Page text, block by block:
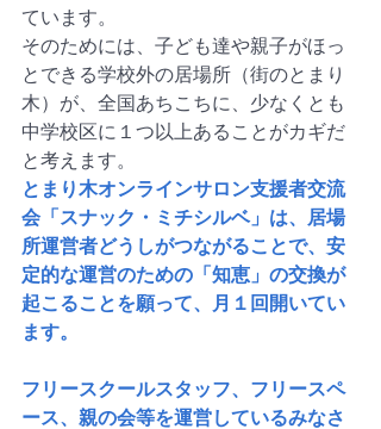
ています。
そのためには、子ども達や親子がほっ
とできる学校外の居場所（街のとまり
木）が、全国あちこちに、少なくとも
中学校区に１つ以上あることがカギだ
と考えます。
とまり木オンラインサロン支援者交流
会「スナック・ミチシルベ」は、居場
所運営者どうしがつながることで、安
定的な運営のための「知恵」の交換が
起こることを願って、月１回開いてい
ます。
フリースクールスタッフ、フリースペ
ース、親の会等を運営しているみなさ